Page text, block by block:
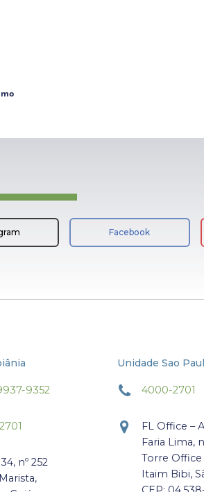
Facebook
9352
nº 252
Unidade Sao
4000-2701
FL Office –
Faria Lima,
Torre Office
Itaim Bibi,